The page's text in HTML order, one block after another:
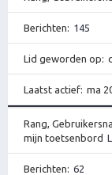
Berichten 145
Lid geworden op
Laatst actief ma
Rang,
mijn toetsenbord
Berichten 62